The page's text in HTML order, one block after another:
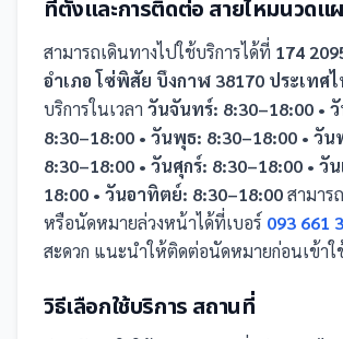
ที่ตั้งและการติดต่อ สายไหมนวดแ
สามารถเดินทางไปใช้บริการได้ที่ 174
อำเภอ โซ่พิสัย บึงกาฬ 38170 ประเทศ
บริการในเวลา วันจันทร์: 8:30–18:00 •
8:30–18:00 • วันพุธ: 8:30–18:00 • วั
8:30–18:00 • วันศุกร์: 8:30–18:00 • วั
18:00 • วันอาทิตย์: 8:30–18:00สามาร
หรือนัดหมายล่วงหน้าได้ที่เบอร์ 093 661
สะดวก แนะนำให้ติดต่อนัดหมายก่อนเข้าใ
วิธีเลือกใช้บริการ สถานที่